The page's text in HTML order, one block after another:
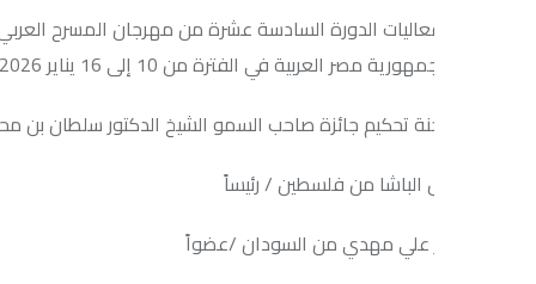
مصر العربية في الفترة من 10 إلى 16 يناير 2026م.
تحكيم جائزة صاحب السمو الشيخ الدكتور سلطان بن محمد القاسمي
الباشا من فلسطين / رئيساً
علي مهدي من السودان /عضواً